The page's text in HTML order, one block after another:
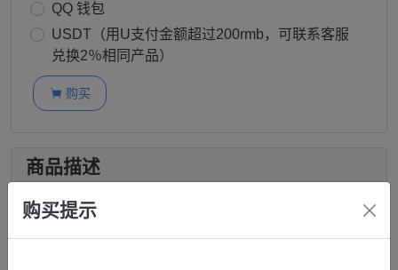
QQ 钱包
USDT（用U支付金额超过200rmb，可联系客服
兑换2％相同产品）
 购买
商品描述
高质量LinkedIn领英女性账号｜美国IP注册，带个人照片与2FA
安全保护
购买提示